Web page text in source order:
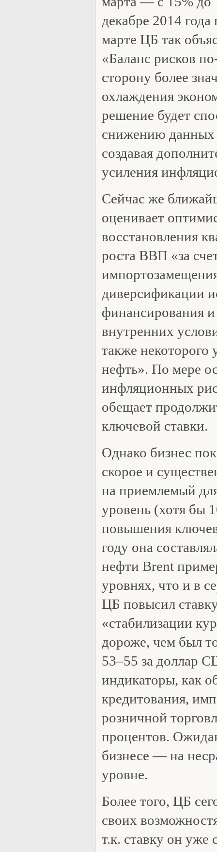
декабре 2014
марте ЦБ так
«Баланс рисков
сторону более
охлаждения
решение будет
снижению данных
создавая
усиления
Сейчас же
оценивает
восстановления
роста ВВП «за
диверсификации
финансирования
внутренних
также некоторого
нефть». По мере
инфляционных
обещает
ключевой ставки.
Однако бизнес
скорое и
на приемлемый
уровень (хотя бы
повышения
году она
нефти Brent
уровнях, что и в
ЦБ повысил
«стабилизации
дороже, чем был
53–55 за доллар
индикаторы, как
кредитования,
розничной
процентов.
бизнесе — на
уровне.
Более того, ЦБ
своих
т.к. ставку он уже